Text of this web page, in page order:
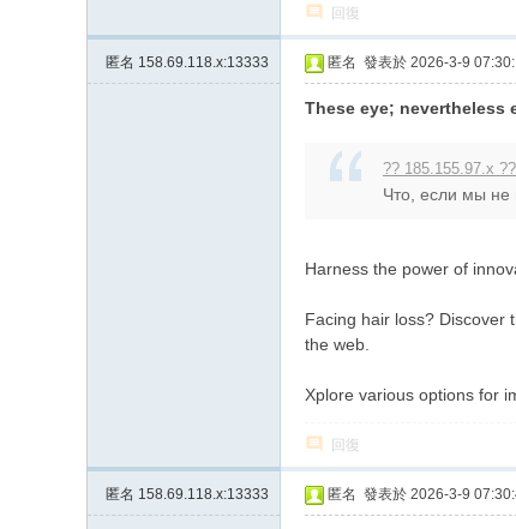
回復
匿名 158.69.118.x:13333 匿名 發表於 2026-3-9
These eye;
?? 185.155.97.x
Что, если мы
Harness the power of
Facing hair loss? Discover
the web.
Xplore various options for
回復
匿名 158.69.118.x:13333 匿名 發表於 2026-3-9